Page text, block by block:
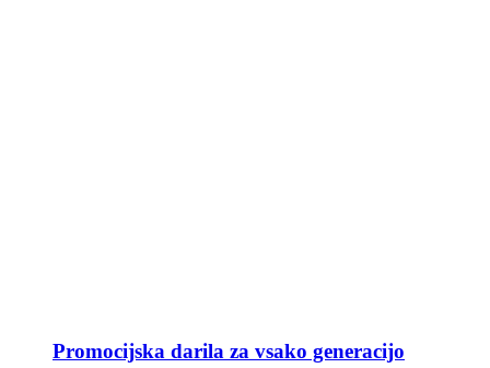
Promocijska darila za vsako generacijo